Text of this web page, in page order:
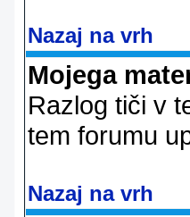
Nazaj na vrh
Mojega
Razlog tiči v
tem forumu
Nazaj na vrh